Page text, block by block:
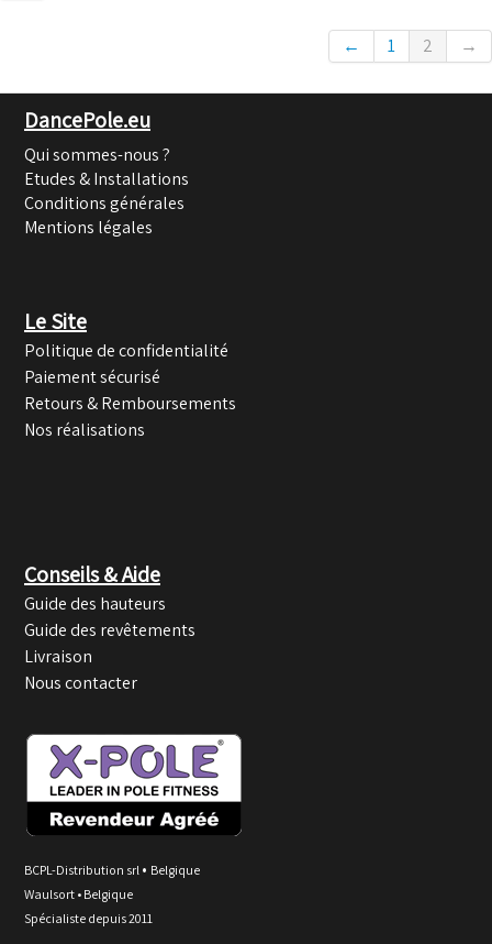
← 1 2 →
DancePole.eu
Qui sommes-nous ?
Etudes & Installations
Conditions générales
Mentions légales
Le Site
Politique de confidentialité
Paiement sécurisé
Retours & Remboursements
Nos réalisations
Conseils & Aide
Guide des hauteurs
Guide des revêtements
Livraison
Nous contacter
BCPL-Distribution srl • Belgique
Waulsort • Belgique
Spécialiste depuis 2011